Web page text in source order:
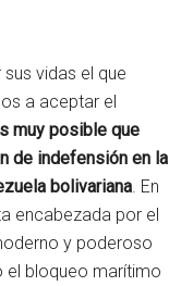
vidas el que
a aceptar el
muy posible que
de indefensión en la
bolivariana. En
encabezada por el
y poderoso
el bloqueo marítimo